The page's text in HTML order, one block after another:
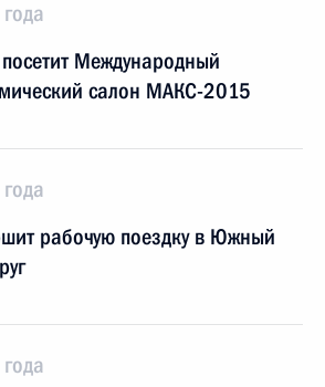
Международный
салон МАКС-2015
рабочую поездку в Южный